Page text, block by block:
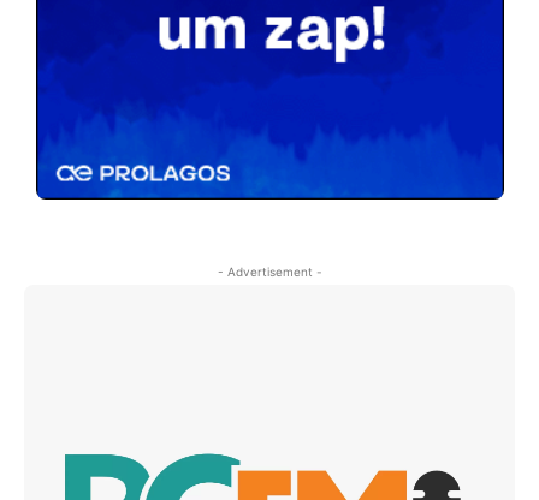
- Advertisement -